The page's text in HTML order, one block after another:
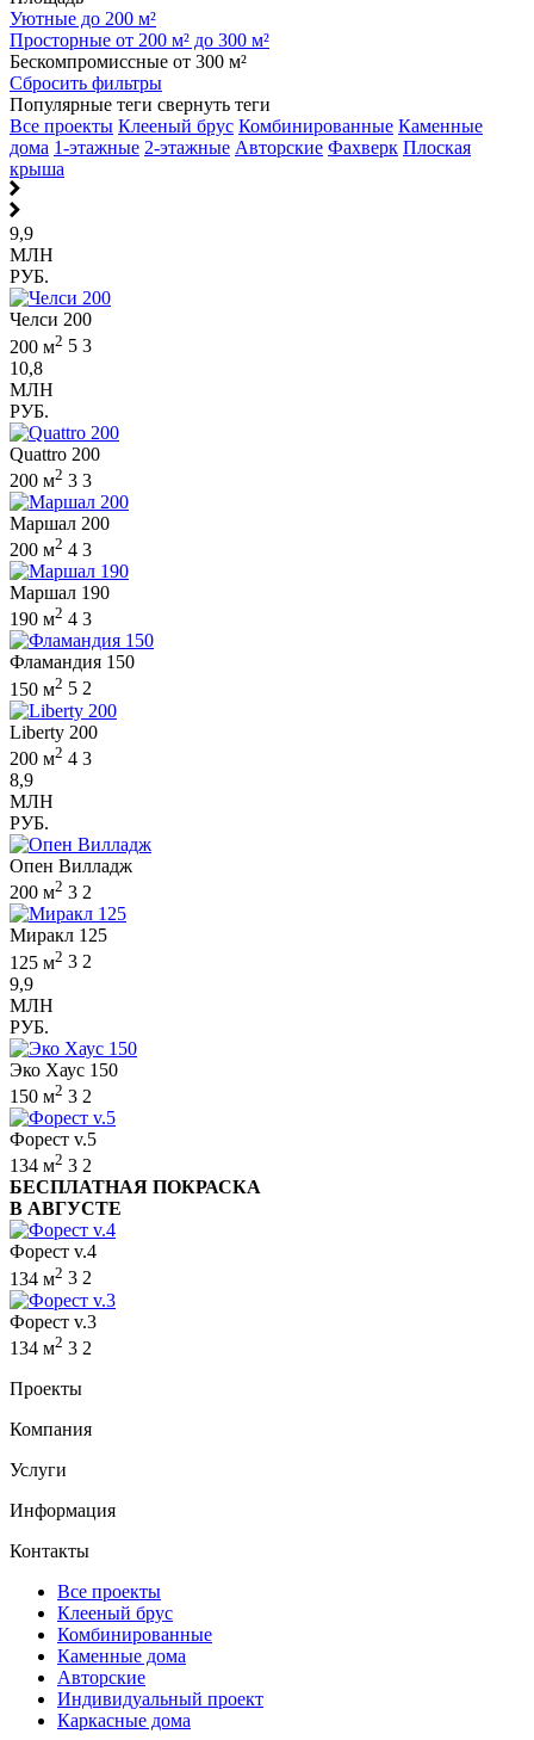
Уютные до 200 м²
Просторные от 200 м² до 300 м²
Бескомпромиссные от 300 м²
Сбросить фильтры
Популярные теги свернуть теги
Все проекты Клееный брус Комбинированные Каменные
дома 1-этажные 2-этажные Авторские Фахверк Плоская
крыша
9,9
МЛН
РУБ.
Челси 200
200 м2 5 3
10,8
МЛН
РУБ.
Quattro 200
200 м2 3 3
Маршал 200
200 м2 4 3
Маршал 190
190 м2 4 3
Фламандия 150
150 м2 5 2
Liberty 200
200 м2 4 3
8,9
МЛН
РУБ.
Опен Вилладж
200 м2 3 2
Миракл 125
125 м2 3 2
9,9
МЛН
РУБ.
Эко Хаус 150
150 м2 3 2
Форест v.5
134 м2 3 2
БЕСПЛАТНАЯ ПОКРАСКА
В АВГУСТЕ
Форест v.4
134 м2 3 2
Форест v.3
134 м2 3 2
Проекты
Компания
Услуги
Информация
Контакты
Все проекты
Клееный брус
Комбинированные
Каменные дома
Авторские
Индивидуальный проект
Каркасные дома